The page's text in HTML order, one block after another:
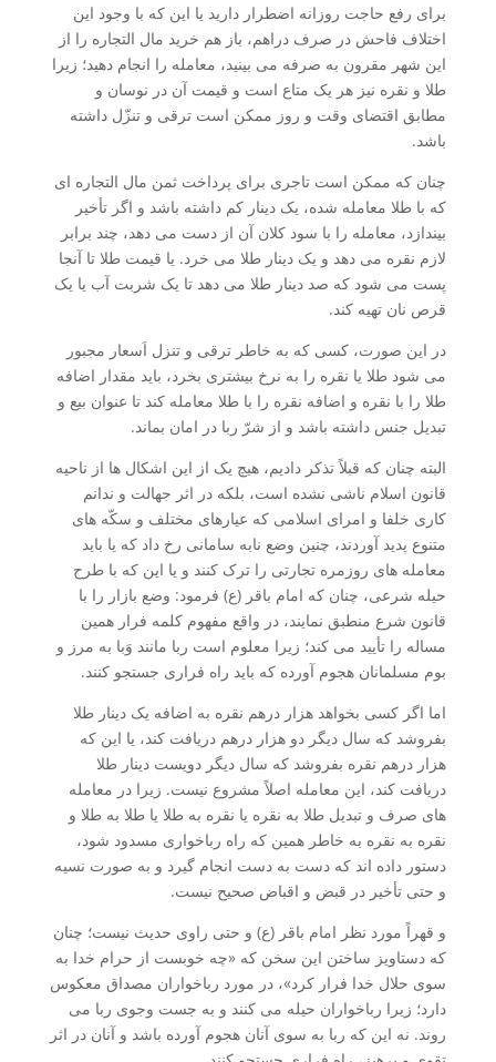
برای رفع حاجت روزانه اضطرار دارید یا این که با وجود این
اختلاف فاحش در صرف دراهم، باز هم خرید مال التجاره را از
این شهر مقرون به صرفه می بینید، معامله را انجام دهید؛ زیرا
طلا و نقره نیز هر یک متاع است و قیمت آن در نوسان و
مطابق اقتضای وقت و روز ممکن است ترقی و تنزّل داشته
باشد.
چنان که ممکن است تاجری برای پرداخت ثمن مال التجاره ای
که با طلا معامله شده، یک دینار کم داشته باشد و اگر تأخیر
بیندازد، معامله را با سود کلان آن از دست می دهد، چند برابر
لازم نقره می دهد و یک دینار طلا می خرد. یا قیمت طلا تا آنجا
پست می شود که صد دینار طلا می دهد تا یک شربت آب یا یک
قرص نان تهیه کند.
در این صورت، کسی که به خاطر ترقی و تنزل اَسعار مجبور
می شود طلا یا نقره را به نرخ بیشتری بخرد، باید مقدار اضافه
طلا را با نقره و اضافه نقره را با طلا معامله کند تا عنوان بیع و
تبدیل جنس داشته باشد و از شرّ ربا در امان بماند.
البته چنان که قبلاً تذکر دادیم، هیچ یک از این اشکال ها از ناحیه
قانون اسلام ناشی نشده است، بلکه در اثر جهالت و ندانم
کاری خلفا و امرای اسلامی که عیارهای مختلف و سکّه های
متنوع پدید آوردند، چنین وضع نابه سامانی رخ داد که یا باید
معامله های روزمره تجارتی را ترک کنند و یا این که با طرح
حیله شرعی، چنان که امام باقر (ع) فرمود: وضع بازار را با
قانون شرع منطبق نمایند، در واقع مفهوم کلمه فرار همین
مساله را تأیید می کند؛ زیرا معلوم است ربا مانند وَبا به مرز و
بوم مسلمانان هجوم آورده که باید راه فراری جستجو کنند.
اما اگر کسی بخواهد هزار درهم نقره به اضافه یک دینار طلا
بفروشد که سال دیگر دو هزار درهم دریافت کند، یا این که
هزار درهم نقره بفروشد که سال دیگر دویست دینار طلا
دریافت کند، این معامله اصلاً مشروع نیست. زیرا در معامله
های صرف و تبدیل طلا به نقره یا نقره به طلا یا طلا به طلا و
نقره به نقره به خاطر همین که راه رباخواری مسدود شود،
دستور داده اند که دست به دست انجام گیرد و به صورت نسیه
و حتی تأخیر در قبض و اقباض صحیح نیست.
و قهراً مورد نظر امام باقر (ع) و حتی راوی حدیث نیست؛ چنان
که دستاویز ساختن این سخن که «چه خوبست از حرام خدا به
سوی حلال خدا فرار کرد»، در مورد رباخواران مصداق معکوس
دارد؛ زیرا رباخواران حیله می کنند و به جست وجوی ربا می
روند. نه این که ربا به سوی آنان هجوم آورده باشد و آنان در اثر